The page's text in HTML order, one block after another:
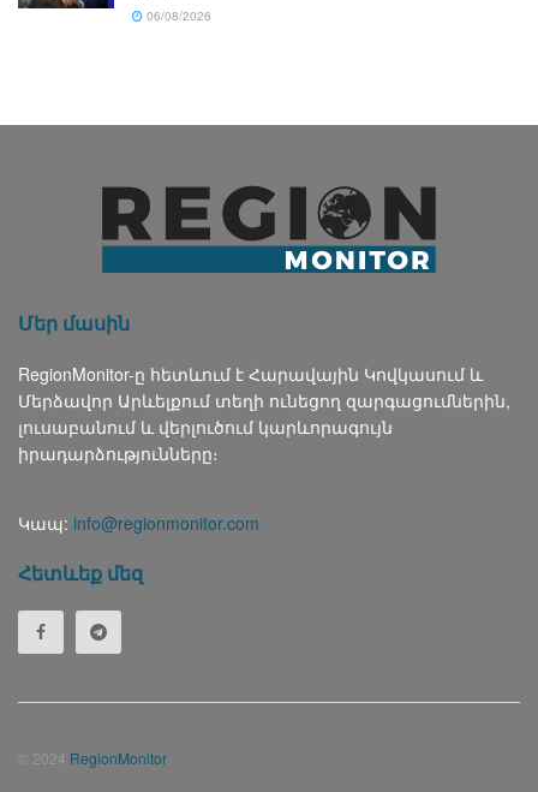
06/08/2026
Մեր մասին
RegionMonitor-ը հետևում է Հարավային Կովկասում և
Մերձավոր Արևելքում տեղի ունեցող զարգացումներին,
լուսաբանում և վերլուծում կարևորագույն
իրադարձությունները։
Կապ: info@regionmonitor.com
Հետևեք մեզ
© 2024 RegionMonitor